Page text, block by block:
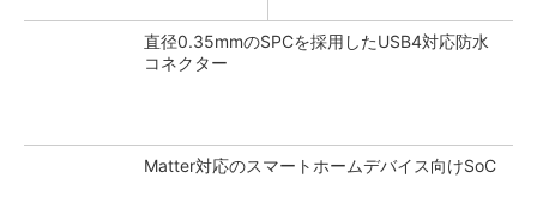
直径0.35mmのSPCを採用したUSB4対応防水
コネクター
Matter対応のスマートホームデバイス向けSoC